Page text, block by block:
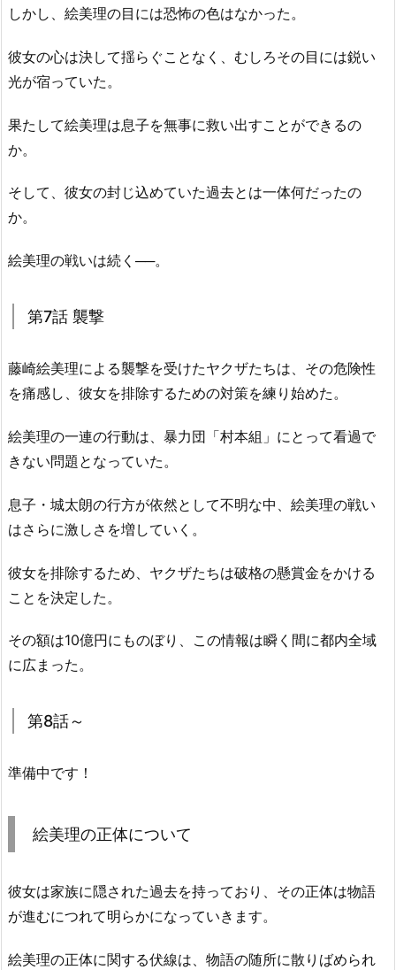
しかし、絵美理の目には恐怖の色はなかった。
彼女の心は決して揺らぐことなく、むしろその目には鋭い
光が宿っていた。
果たして絵美理は息子を無事に救い出すことができるの
か。
そして、彼女の封じ込めていた過去とは一体何だったの
か。
絵美理の戦いは続く──。
第7話 襲撃
藤崎絵美理による襲撃を受けたヤクザたちは、その危険性
を痛感し、彼女を排除するための対策を練り始めた。
絵美理の一連の行動は、暴力団「村本組」にとって看過で
きない問題となっていた。
息子・城太朗の行方が依然として不明な中、絵美理の戦い
はさらに激しさを増していく。
彼女を排除するため、ヤクザたちは破格の懸賞金をかける
ことを決定した。
その額は10億円にものぼり、この情報は瞬く間に都内全域
に広まった。
第8話～
準備中です！
絵美理の正体について
彼女は家族に隠された過去を持っており、その正体は物語
が進むにつれて明らかになっていきます。
絵美理の正体に関する伏線は、物語の随所に散りばめられ